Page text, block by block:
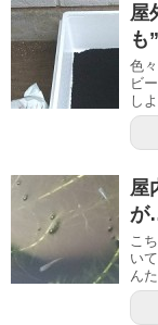
屋
も
色
ビ
し
屋
が
こ
い
ん